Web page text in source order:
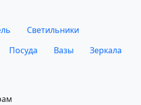
Светильники
Посуда Вазы
Зеркала